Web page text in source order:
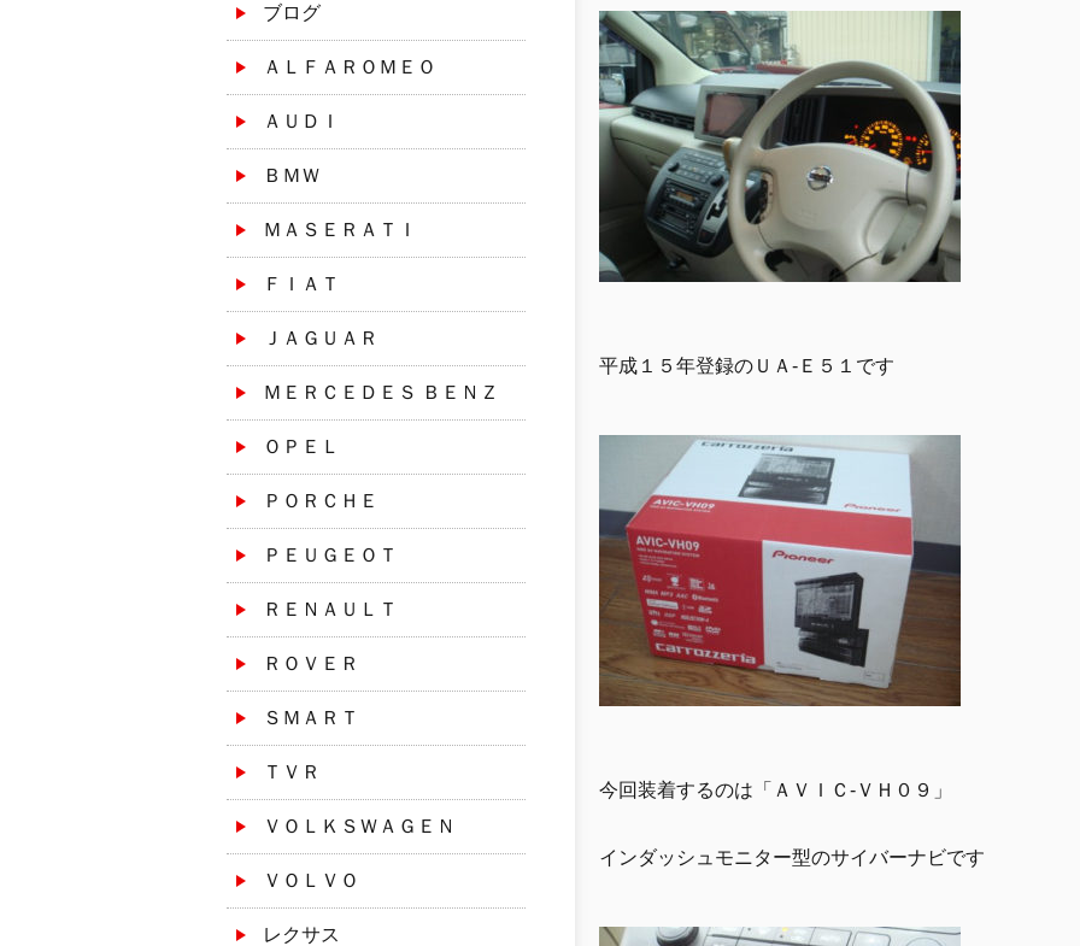
ブログ
ＡＬＦＡＲＯＭＥＯ
ＡＵＤＩ
ＢＭＷ
ＭＡＳＥＲＡＴＩ
ＦＩＡＴ
ＪＡＧＵＡＲ
ＭＥＲＣＥＤＥＳ ＢＥＮＺ
ＯＰＥＬ
ＰＯＲＣＨＥ
ＰＥＵＧＥＯＴ
ＲＥＮＡＵＬＴ
ＲＯＶＥＲ
ＳＭＡＲＴ
ＴＶＲ
ＶＯＬＫＳＷＡＧＥＮ
ＶＯＬＶＯ
レクサス
平成１５年登録のＵＡ-Ｅ５１です
今回装着するのは「ＡＶＩＣ-ＶＨ０９」
インダッシュモニター型のサイバーナビです